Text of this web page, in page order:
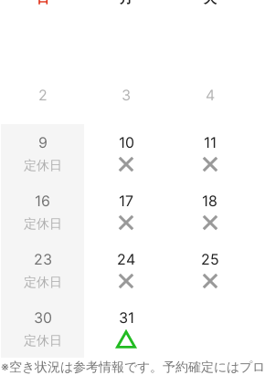
2 3 4
9
定休日
10 11
16
定休日
17 18
23
定休日
24 25
30
定休日
31
※空き状況は参考情報です。予約確定にはプ